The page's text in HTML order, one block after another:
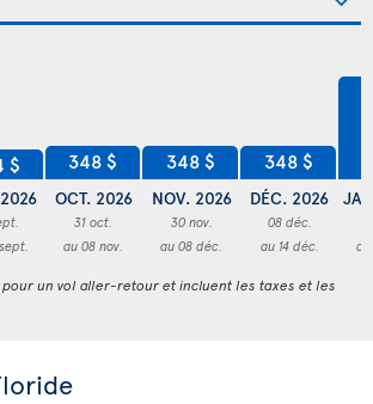
$ 348 $
OCT. 2026
31 oct.
au 08 nov.
348 $
NOV. 2026
30 nov.
au 08 déc.
348 $
DÉC. 2026
08 déc.
au 14 déc.
un vol aller-retour et incluent les taxes et les